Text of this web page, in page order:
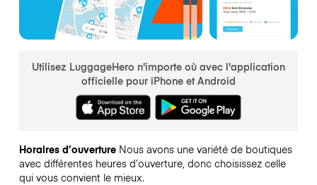
Utilisez LuggageHero n'importe où avec l'application
officielle pour iPhone et Android
Horaires d’ouverture Nous avons une variété de boutiques
avec différentes heures d’ouverture, donc choisissez celle
qui vous convient le mieux.